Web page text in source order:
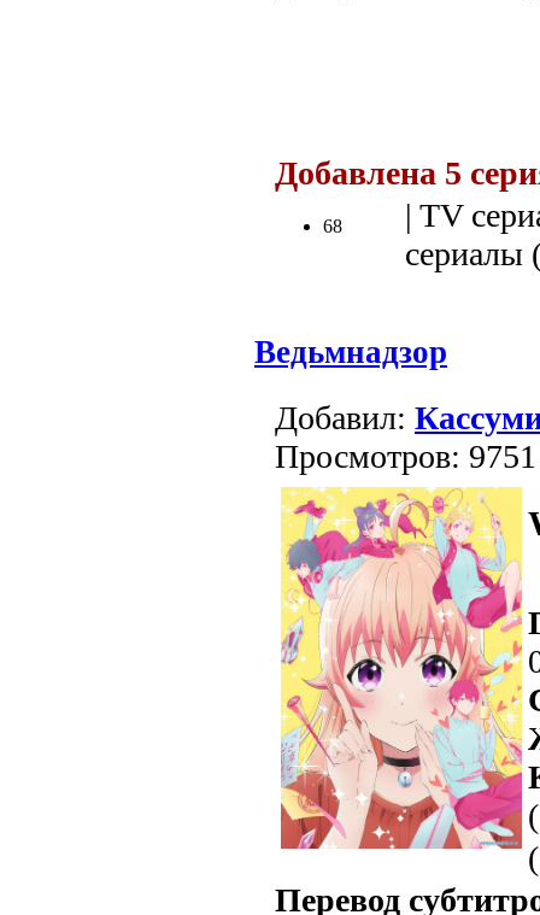
Добавлена 5
68
| TV
сериалы
Ведьмнадзор
Добавил:
Просмотров: 9751
Перевод